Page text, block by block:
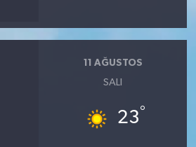
11 AĞUSTOS
SALI
23°